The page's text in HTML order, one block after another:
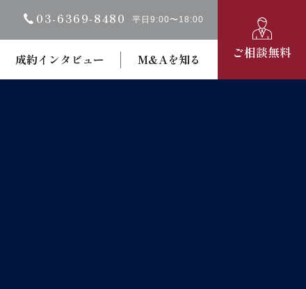
03-6369‐8480 平日9:00〜18:00
成約インタビュー M&Aを知る ご相談無料